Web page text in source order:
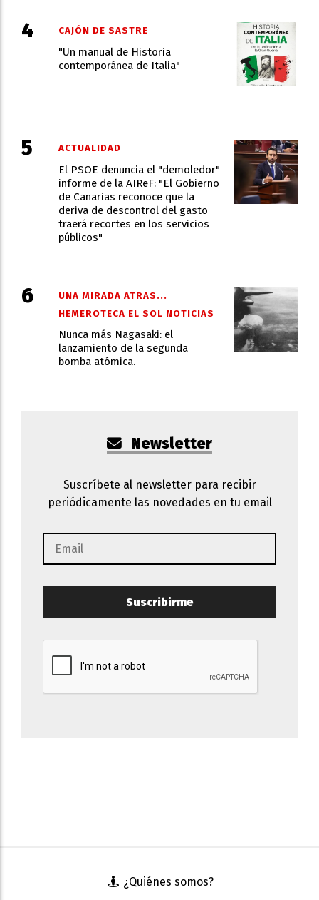
"Un manual de Historia
contemporánea de Italia"
CAJÓN DE SASTRE
El PSOE denuncia el "demoledor"
informe de la AIReF: "El Gobierno
de Canarias reconoce que la
deriva de descontrol del gasto
traerá recortes en los servicios
públicos"
ACTUALIDAD
Nunca más Nagasaki: el
lanzamiento de la segunda
bomba atómica.
UNA MIRADA ATRAS...
HEMEROTECA EL SOL NOTICIAS
Newsletter
Suscríbete al newsletter para recibir
periódicamente las novedades en tu email
Suscribirme
¿Quiénes somos?